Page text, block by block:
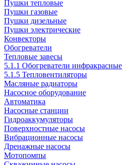
Пушки тепловые
Пушки газовые
Пушки дизельные
Пушки электрические
Конвекторы
Обогреватели
Тепловые завесы
5.1.1 Обогреватели инфракрасные
5.1.5 Тепловентиляторы
Масляные радиаторы
Насосное оборудование
Автоматика
Насосные станции
Гидроаккумуляторы
Поверхностные насосы
Вибрационные насосы
Дренажные насосы
Мотопомпы